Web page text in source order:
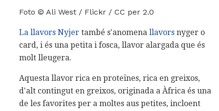
Foto © Ali West / Flickr / CC per 2.0
La llavors Nyjer també s'anomena llavors nyger o
card, i és una petita i fosca, llavor alargada que és
molt lleugera.
Aquesta llavor rica en proteïnes, rica en greixos,
d'alt contingut en greixos, originada a Àfrica és una
de les favorites per a moltes aus petites, incloent